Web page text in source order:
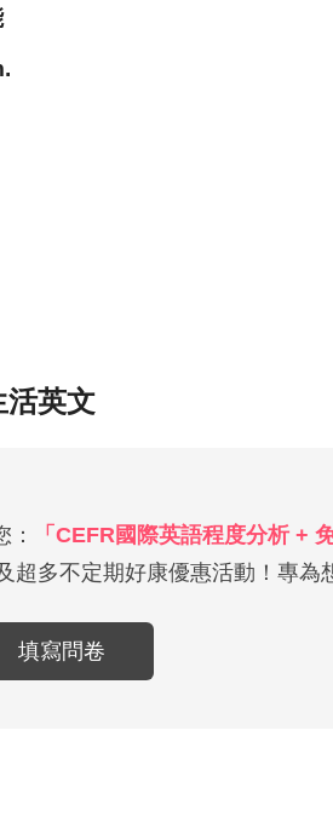
活英文
「CEFR國際英語程度分析 +
超多不定期好康優惠活動！專為
填寫問卷